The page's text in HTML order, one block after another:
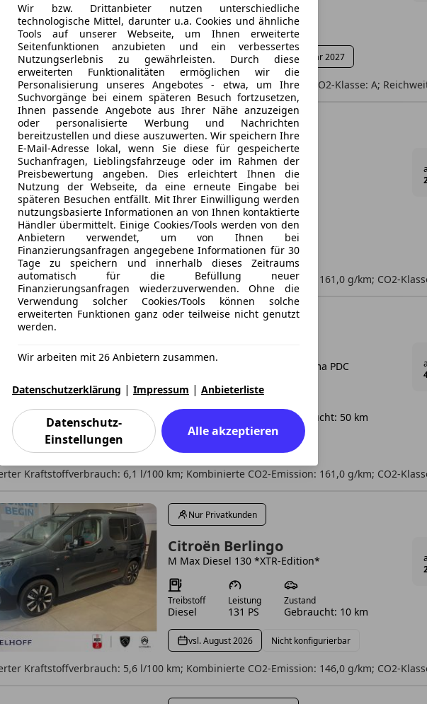
Treibstoff
Elektro
Leistung
113 PS
Zustand
Neu
E-Auto-Förderung vsl. Februar 2027
Stromverbrauch: 16,1 kWh/100 km; CO2-Emission: 0,0 g/km; CO2-Klasse: A;
Nur Gewerbekunden
Citroën Berlingo
Kastenwagen L1 H1
Treibstoff
Diesel
Leistung
102 PS
Zustand
Neu
Verfügbar: Sofort
Kraftstoffverbrauch: 6,1 l/100 km; Kombinierte CO2-Emission: 161,0 g/km; CO2-
Privat- & Gewerbekunden
Citroën Berlingo
1.5 Diesel RFK Ausbau Navi Klima PDC
Diesel Gebraucht: 50 km
Kraftstoffverbrauch: 6,1 l/100 km; Kombinierte CO2-Emission: 161,0 g/km; CO2-
Nur Privatkunden
Citroën Berlingo
M Max Diesel 130 *XTR-Edition*
Treibstoff
Diesel
Leistung
131 PS
Zustand
Gebraucht: 10 km
vsl. August 2026 Nicht konfigurierbar
Kraftstoffverbrauch: 5,6 l/100 km; Kombinierte CO2-Emission: 146,0 g/km; CO2-
Wir bzw. Drittanbieter nutzen unterschiedliche
technologische Mittel, darunter u.a. Cookies und ähnliche
Tools auf unserer Webseite, um Ihnen erweiterte
Seitenfunktionen anzubieten und ein verbessertes
Nutzungserlebnis zu gewährleisten. Durch diese
erweiterten Funktionalitäten ermöglichen wir die
Personalisierung unseres Angebotes - etwa, um Ihre
Suchvorgänge bei einem späteren Besuch fortzusetzen,
Ihnen passende Angebote aus Ihrer Nähe anzuzeigen
oder personalisierte Werbung und Nachrichten
bereitzustellen und diese auszuwerten. Wir speichern Ihre
E-Mail-Adresse lokal, wenn Sie diese für gespeicherte
Suchanfragen, Lieblingsfahrzeuge oder im Rahmen der
Preisbewertung angeben. Dies erleichtert Ihnen die
Nutzung der Webseite, da eine erneute Eingabe bei
späteren Besuchen entfällt. Mit Ihrer Einwilligung werden
nutzungsbasierte Informationen an von Ihnen kontaktierte
Händler übermittelt. Einige Cookies/Tools werden von den
Anbietern verwendet, um von Ihnen bei
Finanzierungsanfragen angegebene Informationen für 30
Tage zu speichern und innerhalb dieses Zeitraums
automatisch für die Befüllung neuer
Finanzierungsanfragen wiederzuverwenden. Ohne die
Verwendung solcher Cookies/Tools können solche
erweiterten Funktionen ganz oder teilweise nicht genutzt
werden.
Wir arbeiten mit 26 Anbietern zusammen.
Datenschutzerklärung | Impressum | Anbieterliste
Datenschutz-
Einstellungen
Alle akzeptieren